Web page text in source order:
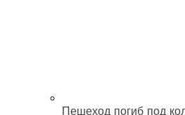
Пешеход погиб под